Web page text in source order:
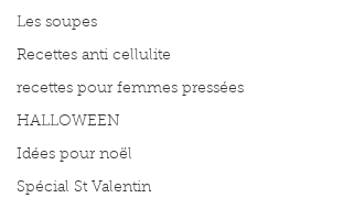
Les soupes
Recettes anti cellulite
recettes pour femmes pressées
HALLOWEEN
Idées pour noël
Spécial St Valentin